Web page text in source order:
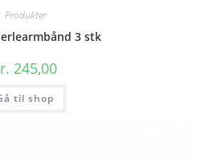
Produkter
3 stk
245,00
til shop